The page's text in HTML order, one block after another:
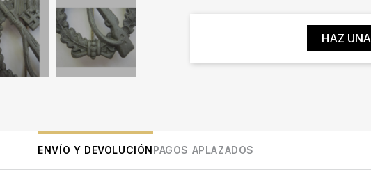
HAZ
ENVÍO Y DEVOLUCIÓNPAGOS APLAZADOS